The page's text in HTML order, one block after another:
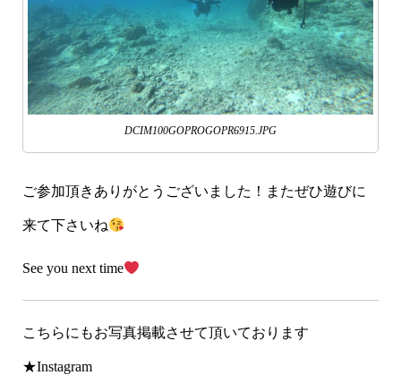
DCIM100GOPROGOPR6915.JPG
ご参加頂きありがとうございました！またぜひ遊びに
来て下さいね
See you next time
こちらにもお写真掲載させて頂いております
★Instagram